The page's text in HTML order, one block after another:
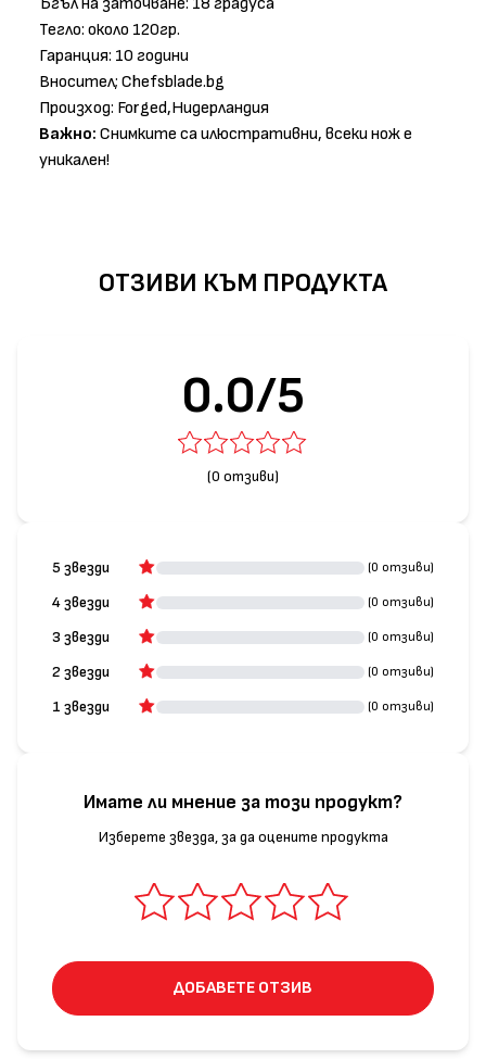
Тегло: около 120гр.
Гаранция: 10 години
Вносител; Chefsblade.bg
Произход: Forged,Нидерландия
Важно: Снимките са илюстративни, всеки нож е
уникален!
ОТЗИВИ КЪМ ПРОДУКТА
0.0/5
(0 отзиви)
5 звезди (0 отзиви)
4 звезди (0 отзиви)
3 звезди (0 отзиви)
2 звезди (0 отзиви)
1 звезди (0 отзиви)
Имате ли мнение за този продукт?
Изберете звезда, за да оцените продукта
ДОБАВЕТЕ ОТЗИВ